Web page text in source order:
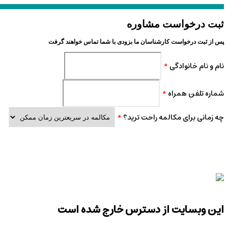
ثبت درخواست مشاوره
پس از ثبت درخواست کارشناسان ما بزودی با شما تماس خواهند گرفت
نام و نام خانوادگی *
شماره تلفن همراه *
چه زمانی برای مکالمه راحت ترید؟ *
این وبسایت از دسترس خارج شده است